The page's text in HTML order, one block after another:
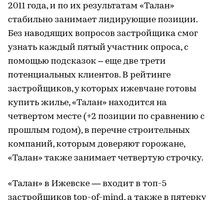
2011 года, и по их результатам «Талан»
стабильно занимает лидирующие позиции.
Без наводящих вопросов застройщика смог
узнать каждый пятый участник опроса, с
помощью подсказок – еще две трети
потенциальных клиентов. В рейтинге
застройщиков, у которых ижевчане готовы
купить жилье, «Талан» находится на
четвертом месте (+2 позиции по сравнению с
прошлым годом), в перечне строительных
компаний, которым доверяют горожане,
«Талан» также занимает четвертую строчку.
«Талан» в Ижевске — входит в топ-5
застройщиков top-of-mind, а также в пятерку